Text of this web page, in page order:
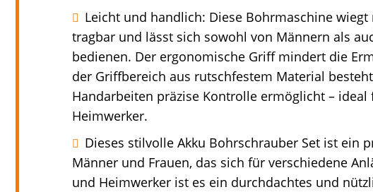
Leicht und handlich: Diese Bohrmaschine
tragbar und lässt sich sowohl von Männern als
bedienen. Der ergonomische Griff mindert die
der Griffbereich aus rutschfestem Material
Handarbeiten präzise Kontrolle ermöglicht –
Heimwerker.
Dieses stilvolle Akku Bohrschrauber Set ist ein
Männer und Frauen, das sich für verschiedene
und Heimwerker ist es ein durchdachtes und